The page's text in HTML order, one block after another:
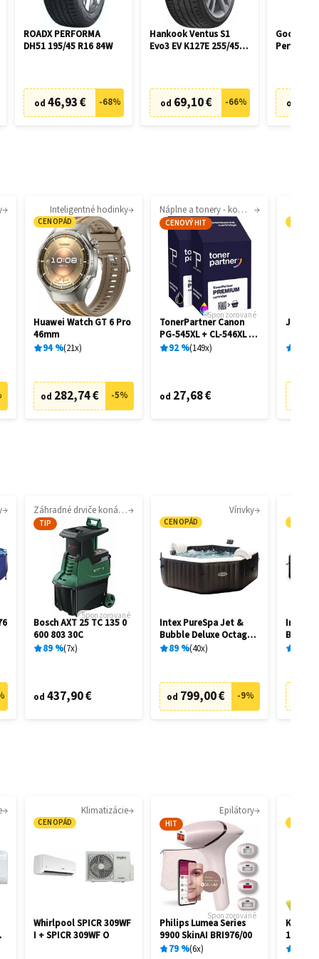
ROADX PERFORMA
DH51 195/45 R16 84W
od 46,93 € -68%
Hankook Ventus S1
Evo3 EV K127E 255/45
od 69,10 € -66% od
Inteligentné hodinky
CENOPÁD
Huawei Watch GT 6 Pro
46mm
94% 21x
od 282,74 € -5%
Náplne a tonery - kompatibilné
CENOVÝ HIT
Sponzorované
TonerPartner Canon
PG-545XL + CL-546XL -
kompatibilný
92% 149x
od 27,68 €
JBL
Záhradné drviče konárov
TIP
Sponzorované
Bosch AXT 25 TC 135 0
600 803 30C
89 % 7x
od 437,90 €
Vírivky
CENOPÁD
Intex PureSpa Jet &
Bubble Deluxe Octagon
28462
89 % 40x
od 799,00 € -9%
Intex
Bubble
28458
Klimatizácie
CENOPÁD
Whirlpool SPICR 309WF
I + SPICR 309WF O
Epilátory
HIT
Sponzorované
Philips Lumea Series
9900 SkinAI BRI976/00
79 % 6x
1.081-